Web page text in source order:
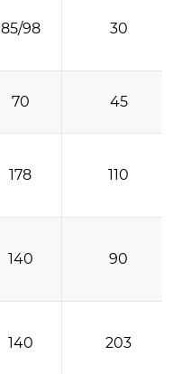
85/98 30
70 45
178 110
140 90
140 203